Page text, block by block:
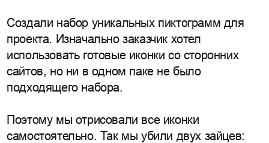
Создали набор уникальных пиктограмм для
проекта. Изначально заказчик хотел
использовать готовые иконки со сторонних
сайтов, но ни в одном паке не было
подходящего набора.
Поэтому мы отрисовали все иконки
самостоятельно. Так мы убили двух зайцев: